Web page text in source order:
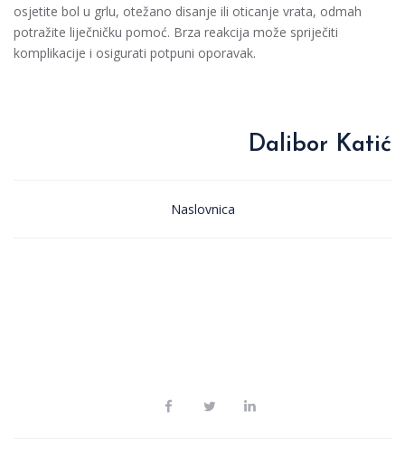
osjetite bol u grlu, otežano disanje ili oticanje vrata, odmah
potražite liječničku pomoć. Brza reakcija može spriječiti
komplikacije i osigurati potpuni oporavak.
Dalibor Katić
Naslovnica